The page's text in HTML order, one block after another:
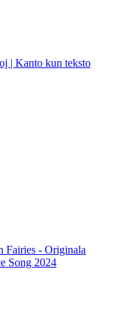
| Kanto kun teksto
Fairies - Originala
Song 2024